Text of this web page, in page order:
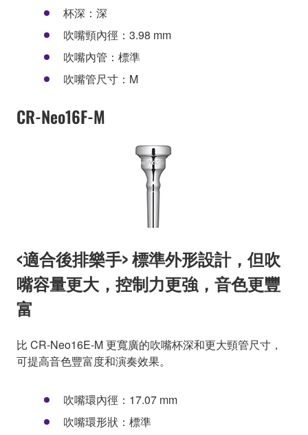
杯深：深
吹嘴頸內徑：3.98 mm
吹嘴內管：標準
吹嘴管尺寸：M
CR-Neo16F-M
<適合後排樂手> 標準外形設計，但吹
嘴容量更大，控制力更強，音色更豐
富
比 CR-Neo16E-M 更寬廣的吹嘴杯深和更大頸管尺寸，
可提高音色豐富度和演奏效果。
吹嘴環內徑：17.07 mm
吹嘴環形狀：標準